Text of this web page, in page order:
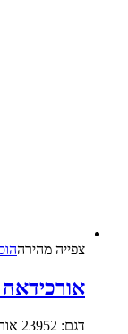
צפייה‬ ‫מהירה‬
דגם: 23952 אורכידאה תלוי LED 72W זהב